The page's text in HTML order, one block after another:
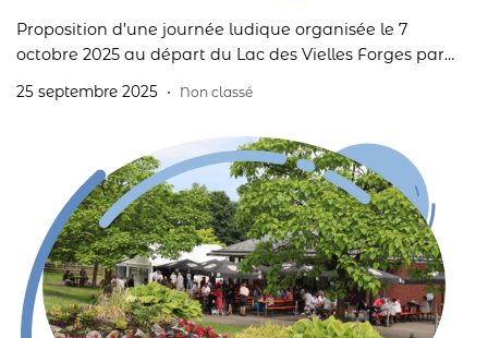
Proposition d’une journée ludique organisée le 7
octobre 2025 au départ du Lac des Vielles Forges par
INTERREG Ardenne Good Life.
25 septembre 2025 Non classé